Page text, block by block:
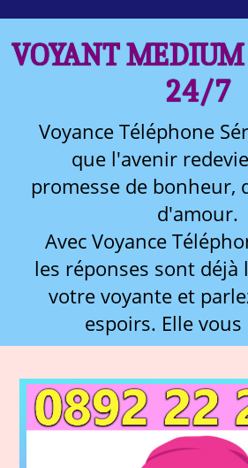
VOYANT
24/7
Voyance Téléphone
que l'avenir
promesse de bonheur,
d'amour.
Avec Voyance
les réponses sont déjà
votre voyante et
espoirs. Elle